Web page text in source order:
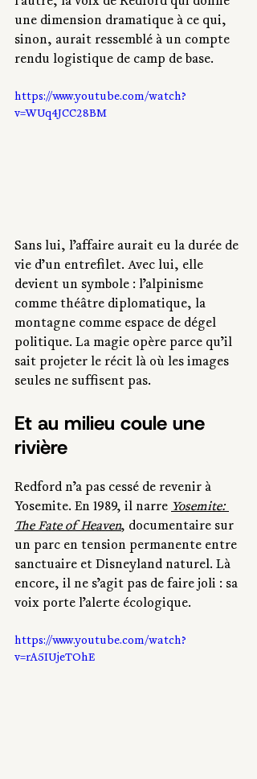
une dimension dramatique à ce qui,
sinon, aurait ressemblé à un compte
rendu logistique de camp de base.
https://www.youtube.com/watch?
v=WUq4JCC28BM
Sans lui, l’affaire aurait eu la durée de
vie d’un entrefilet. Avec lui, elle
devient un symbole : l’alpinisme
comme théâtre diplomatique, la
montagne comme espace de dégel
politique. La magie opère parce qu’il
sait projeter le récit là où les images
seules ne suffisent pas.
Et au milieu coule une
rivière
Redford n’a pas cessé de revenir à
Yosemite. En 1989, il narre Yosemite:
The Fate of Heaven, documentaire sur
un parc en tension permanente entre
sanctuaire et Disneyland naturel. Là
encore, il ne s’agit pas de faire joli : sa
voix porte l’alerte écologique.
https://www.youtube.com/watch?
v=rA5IUjeTOhE